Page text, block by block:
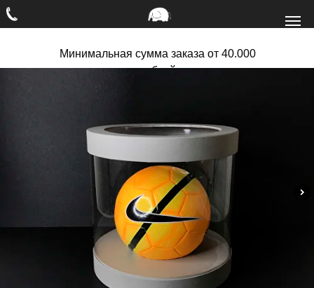
Минимальная сумма заказа от 40.000
рублей